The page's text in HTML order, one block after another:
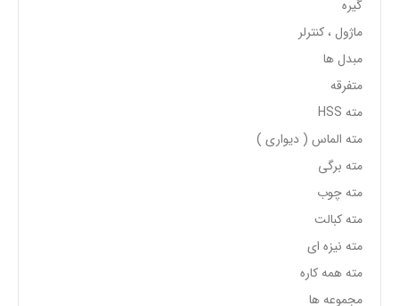
گیره
ماژول ، کنترلر
مبدل ها
متفرقه
مته HSS
مته الماس ( دیواری )
مته برگی
مته چوب
مته کبالت
مته نیزه ای
مته همه کاره
مجموعه ها